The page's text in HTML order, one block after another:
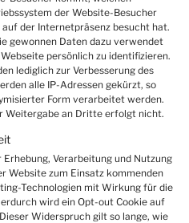
der Website-Besucher
der Internetpräsenz besucht hat.
gewonnen Daten dazu verwendet
persönlich zu identifizieren.
lediglich zur Verbesserung des
alle IP-Adressen gekürzt, so
Form verarbeitet werden.
Weitergabe an Dritte erfolgt nicht.
Verarbeitung und Nutzung
Website zum Einsatz kommenden
Technologien mit Wirkung für die
wird ein Opt-out Cookie auf
Widerspruch gilt so lange, wie